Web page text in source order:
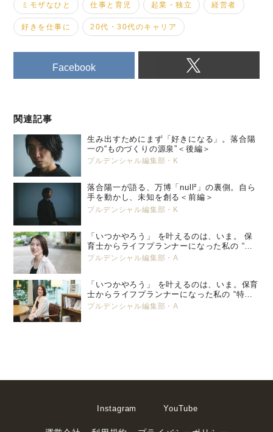
ミモザなひと 仕事と育児 起業・独立 経営者
好きを仕事に 20代・30代のキャリア
Facebook
関連記事
生み出すためにまず「好きになる」。落合陽
一の“ものづくりの源泉”＜後編＞
プルデンシャル編集部・K
落合陽一が語る、万博「null²」の裏側。自ら
手を動かし、未知を創る＜前編＞
プルデンシャル編集部・K
「いつかやろう」 を叶えるのは、いま。 保
育士からライフプランナーになった私の “特
別養子縁組” という選択。 プルデンシャル
プルデンシャル編集部・A
「いつかやろう」 を叶えるのは、いま。保育
士からライフプランナーになった私の “特別
養子縁組” という選択。 プルデンシャル生
プルデンシャル編集部・A
Instagram YouTube